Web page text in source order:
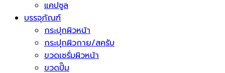
แคปซูล
บรรจุภัณฑ์
กระปุกผิวหน้า
กระปุกผิวกาย/สครับ
ขวดเซรั่มผิวหน้า
ขวดปั๊ม